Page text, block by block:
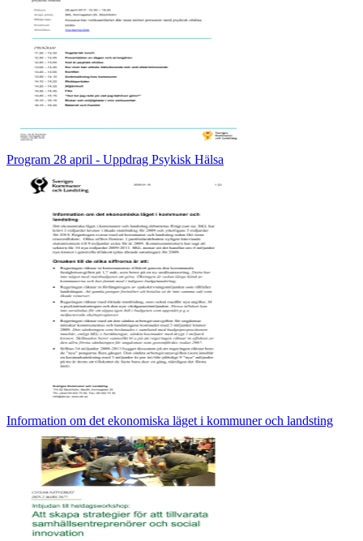
Program 28 april - Uppdrag Psykisk Hälsa
Information om det ekonomiska läget i kommuner och landsting